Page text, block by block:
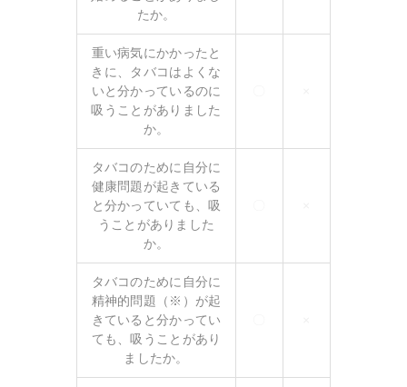
たか。
重い病気にかかったと
きに、タバコはよくな
いと分かっているのに
吸うことがありました
か。
タバコのために自分に
健康問題が起きている
と分かっていても、吸
うことがありました
か。
タバコのために自分に
精神的問題（※）が起
きていると分かってい
ても、吸うことがあり
ましたか。